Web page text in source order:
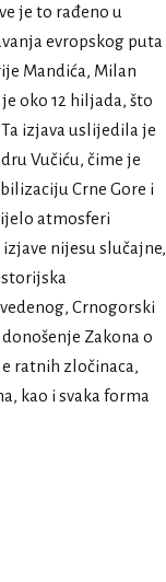
je to rađeno u
evropskog puta
Mandića, Milan
oko 12 hiljada, što
izjava uslijedila je
Vučiću, čime je
Crne Gore i
atmosferi
nijesu slučajne,
Crnogorski
Zakona o
ratnih zločinaca,
kao i svaka forma